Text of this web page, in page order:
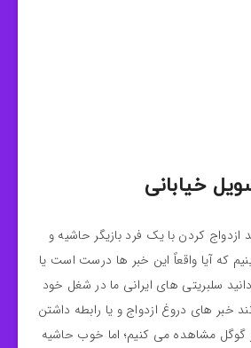
خیابانی
کردن با یک فرد بازیگر حاشیه و
که آیا واقعاً این خبر ها درست است یا
سلبریتی های ایرانی ما در شغل خود
خبر های دروغ ازدواج و یا رابطه داشتن
گوگل مشاهده می کنیم؛ اما خوب حاشیه